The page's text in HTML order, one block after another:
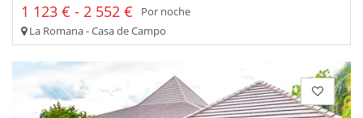
1 123 € - 2 552 €
Por noche
La Romana - Casa de Campo